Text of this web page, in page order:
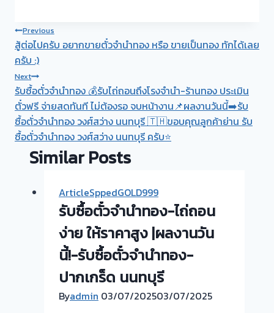
Post
navigation
Previous
สู้ต่อไปครับ อยากขายตั๋วจำนำทอง หรือ ขายเป็นทอง ทักได้เลย
ครับ :)
Next
รับซื้อตั๋วจำนำทอง 💰รับไถ่ถอนถึงโรงจำนำ-ร้านทอง ประเมิน
ตั๋วฟรี จ่ายสดทันที ไม่ต้องรอ จบหน้างาน📌ผลงานวันนี้➡️รับ
ซื้อตั่วจำนำทอง วงศ์สว่าง นนทบุรี 🇹🇭ขอบคุณลูกค้าย่าน รับ
ซื้อตั่วจำนำทอง วงศ์สว่าง นนทบุรี ครับ⭐
Similar Posts
ArticleSppedGOLD999
รับซื้อตั๋วจำนำทอง-ไถ่ถอน
ง่าย ให้ราคาสูง |ผลงานวัน
นี้!-รับซื้อตั๋วจำนำทอง-
ปากเกร็ด นนทบุรี
Byadmin 03/07/202503/07/2025